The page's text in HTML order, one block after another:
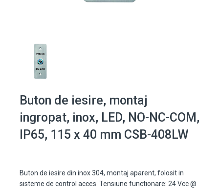
Buton de iesire, montaj
ingropat, inox, LED, NO-NC-COM,
IP65, 115 x 40 mm CSB-408LW
Buton de iesire din inox 304, montaj aparent, folosit in
sisteme de control acces. Tensiune functionare: 24 Vcc @